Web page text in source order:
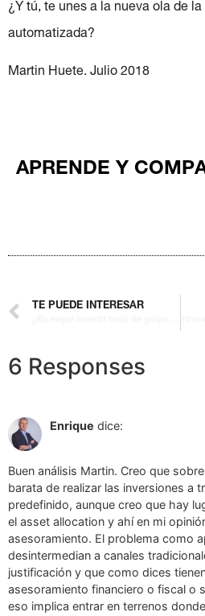
¿Y tú, te unes a la nueva ola de
automatizada?
Martin Huete. Julio 2018
APRENDE Y
TE PUEDE INTERESAR
6 Responses
Enrique dice:
Buen análisis Martin. Creo que
barata de realizar las inversiones a
predefinido, aunque creo que hay
el asset allocation y ahí en mi
asesoramiento. El problema como
desintermedian a canales
justificación y que como dices
asesoramiento financiero o fiscal o
eso implica entrar en terrenos